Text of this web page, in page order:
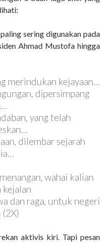
sering digunakan pada
Ahmad Mustofa hingga
merindukan kejayaan…
dipersimpang
yang telah
dilembar sejarah
wahai kalian
dan raga, untuk negeri
aktivis kiri. Tapi pesan